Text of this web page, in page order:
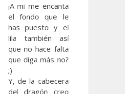
¡A mi me encanta
el fondo que le
has puesto y el
lila también así
que no hace falta
que diga más no?
;)
Y, de la cabecera
del dragón creo